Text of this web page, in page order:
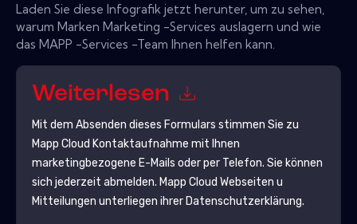
Laden Sie diese Infografik jetzt herunter, um zu sehen,
warum Marken Marketing -Services auslagern und wie
das MAPP -Services -Team Ihnen helfen kann.
Weiterlesen
Mit dem Absenden dieses Formulars stimmen Sie zu
Mapp Cloud Kontaktaufnahme mit Ihnen
marketingbezogene E-Mails oder per Telefon. Sie können
sich jederzeit abmelden. Mapp Cloud Webseiten u
Mitteilungen unterliegen ihrer Datenschutzerklärung.